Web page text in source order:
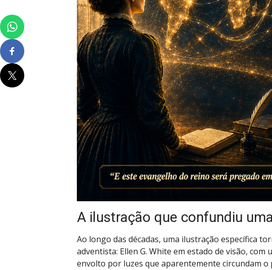
A ilustração que confundiu
Ao longo das décadas, uma ilustração específica
adventista: Ellen G. White em estado de visão, com
envolto por luzes que aparentemente circundam o